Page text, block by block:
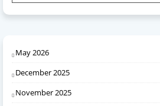
May 2026
December 2025
November 2025